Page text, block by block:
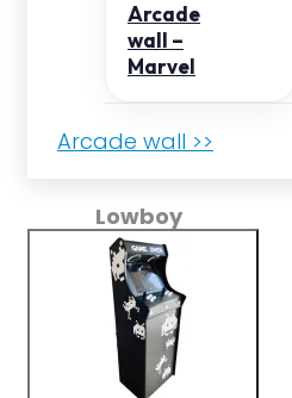
Arcade
wall –
Marvel
Arcade wall >>
Lowboy